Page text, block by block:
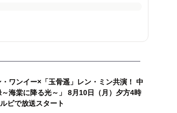
・ワンイー×「玉骨遥」レン・ミン共演！ 中
海棠に降る光～」 8月10日（月）夕方4時
ビで放送スタート